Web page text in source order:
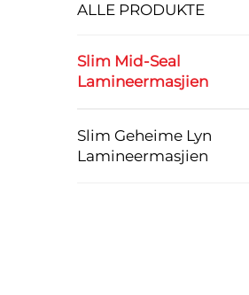
ALLE PRODUKTE
Slim Mid-Seal
Lamineermasjien
Slim Geheime Lyn
Lamineermasjien